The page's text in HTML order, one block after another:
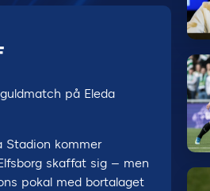
på Eleda
Stadion kommer
skaffat sig – men
pokal med bortalaget